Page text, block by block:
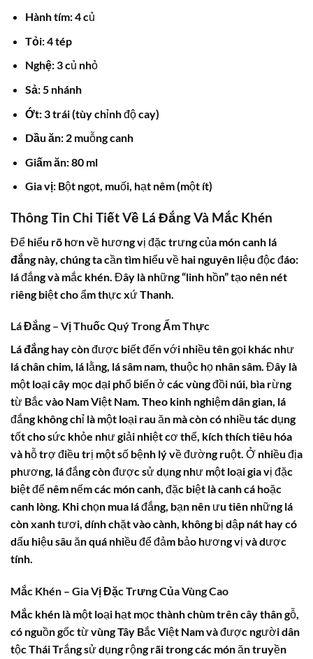
Hành tím: 4 củ
Tỏi: 4 tép
Nghệ: 3 củ nhỏ
Sả: 5 nhánh
Ớt: 3 trái (tùy chỉnh độ cay)
Dầu ăn: 2 muỗng canh
Giấm ăn: 80 ml
Gia vị: Bột ngọt, muối, hạt nêm (một ít)
Thông Tin Chi Tiết Về Lá Đắng Và Mắc Khén
Để hiểu rõ hơn về hương vị đặc trưng của móncanh lá
đắngnày, chúng ta cần tìm hiểu về hai nguyên liệu độc đáo:
lá đắng và mắc khén. Đây là những “linh hồn” tạo nên nét
riêng biệt cho ẩm thực xứ Thanh.
Lá Đắng – Vị Thuốc Quý Trong Ẩm Thực
Lá đắnghay còn được biết đến với nhiều tên gọi khác như
lá chân chim, lá lằng, lá sâm nam, thuộc họ nhân sâm. Đây là
một loại cây mọc dại phổ biến ở các vùng đồi núi, bìa rừng
từ Bắc vào Nam Việt Nam. Theo kinh nghiệm dân gian, lá
đắng không chỉ là một loại rau ăn mà còn có nhiều tác dụng
tốt cho sức khỏe như giải nhiệt cơ thể, kích thích tiêu hóa
và hỗ trợ điều trị một số bệnh lý về đường ruột. Ở nhiều địa
phương, lá đắng còn được sử dụng như một loại gia vị đặc
biệt để nêm nếm các món canh, đặc biệt là canh cá hoặc
canh lòng. Khi chọn mua lá đắng, bạn nên ưu tiên những lá
còn xanh tươi, dính chặt vào cành, không bị dập nát hay có
dấu hiệu sâu ăn quá nhiều để đảm bảo hương vị và dược
tính.
Mắc Khén – Gia Vị Đặc Trưng Của Vùng Cao
Mắc khén là một loại hạt mọc thành chùm trên cây thân gỗ,
có nguồn gốc từ vùng Tây Bắc Việt Nam và được người dân
tộc Thái Trắng sử dụng rộng rãi trong các món ăn truyền